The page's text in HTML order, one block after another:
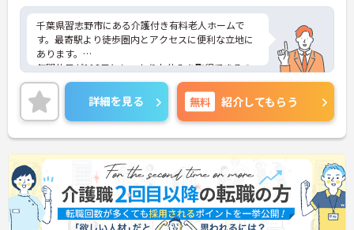
千葉県習志野市にある介護付き有料老人ホームで
す。最寄駅より徒歩圏内とアクセスに便利な立地に
あります。
年間休日が113日としっかりお休みを取得できるの
で、ワークライフバランスを大切にしたい方におす
すめです。
日勤のみで残業は月平均5時間程度ですので、勤務
終了後の予定も立てやすいです。
ご興味のある方には、面接対策ポイントなど、さら
に詳細をお話しいたしますのでお気軽にご相談くだ
さい！
詳細を見る 無料 紹介してもらう